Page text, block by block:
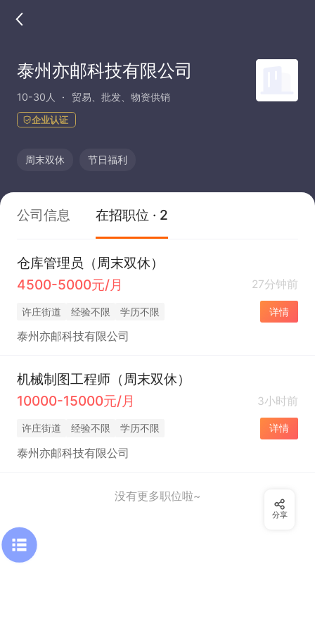
泰州亦邮科技有限公司
10-30人 贸易、批发、物资供销
企业认证
周末双休 节日福利
公司信息 在招职位 · 2
仓库管理员（周末双休）
4500-5000元/月
27分钟前
许庄街道 经验不限 学历不限 详情
泰州亦邮科技有限公司
机械制图工程师（周末双休）
10000-15000元/月
3小时前
许庄街道 经验不限 学历不限 详情
泰州亦邮科技有限公司
没有更多职位啦~
分享